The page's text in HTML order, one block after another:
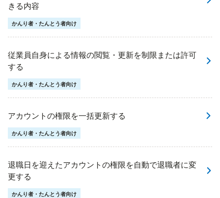
きる内容
かんり者・たんとう者向け
従業員自身による情報の閲覧・更新を制限または許可
する
かんり者・たんとう者向け
アカウントの権限を一括更新する
かんり者・たんとう者向け
退職日を迎えたアカウントの権限を自動で退職者に変
更する
かんり者・たんとう者向け